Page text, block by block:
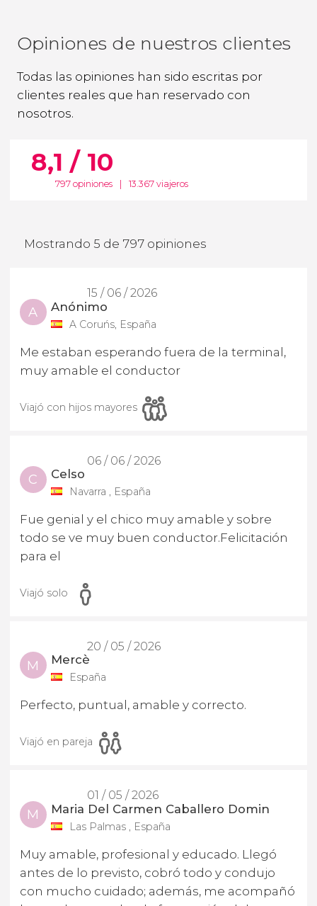
Opiniones de nuestros clientes
Todas las opiniones han sido escritas por
clientes reales que han reservado con
nosotros.
8,1 / 10
797 opiniones 13.367 viajeros
Mostrando 5 de 797 opiniones
15 / 06 / 2026
A Anónimo
A Coruńs, España
Me estaban esperando fuera de la terminal,
muy amable el conductor
Viajó con hijos mayores
06 / 06 / 2026
C Celso
Navarra , España
Fue genial y el chico muy amable y sobre
todo se ve muy buen conductor.Felicitación
para el
Viajó solo
20 / 05 / 2026
M Mercè
España
Perfecto, puntual, amable y correcto.
Viajó en pareja
01 / 05 / 2026
M Maria Del Carmen Caballero Domin
Las Palmas , España
Muy amable, profesional y educado. Llegó
antes de lo previsto, cobró todo y condujo
con mucho cuidado; además, me acompañó